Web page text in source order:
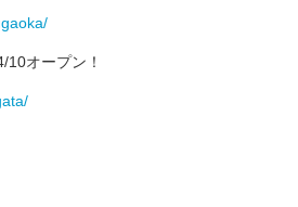
10オープン！